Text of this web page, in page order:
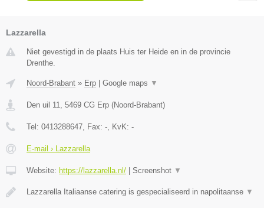
Lazzarella
Niet gevestigd in de plaats Huis ter Heide en in de provincie
Drenthe.
Noord-Brabant » Erp Google maps ▼
Den uil 11 5469 CG Erp (Noord-Brabant)
Tel: 0413288647 , Fax: - , KvK: -
E-mail › Lazzarella
Website: https://lazzarella.nl/ Screenshot ▼
Lazzarella Italiaanse catering is gespecialiseerd in napolitaanse ▼